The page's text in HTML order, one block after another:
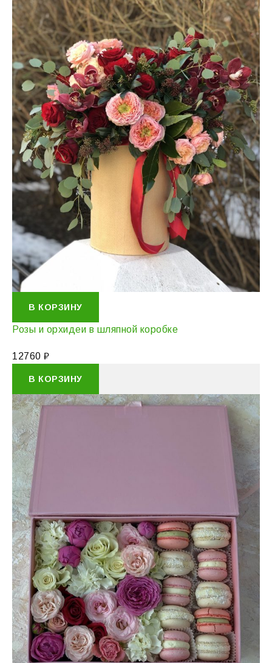
В КОРЗИНУ
Розы и орхидеи в шляпной коробке
12760 ₽
В КОРЗИНУ